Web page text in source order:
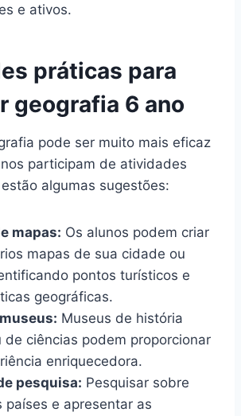
e ativos.
práticas para
geografia 6 ano
pode ser muito mais eficaz
participam de atividades
algumas sugestões:
mapas: Os alunos podem criar
mapas de sua cidade ou
pontos turísticos e
geográficas.
Museus de história
de ciências podem proporcionar
enriquecedora.
pesquisa: Pesquisar sobre
países e apresentar as